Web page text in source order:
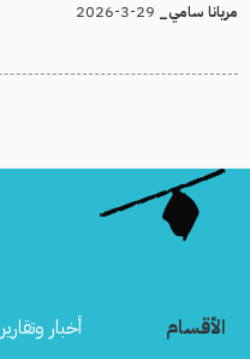
مريانا سامي_
الأقسام
أخبار وتقارير